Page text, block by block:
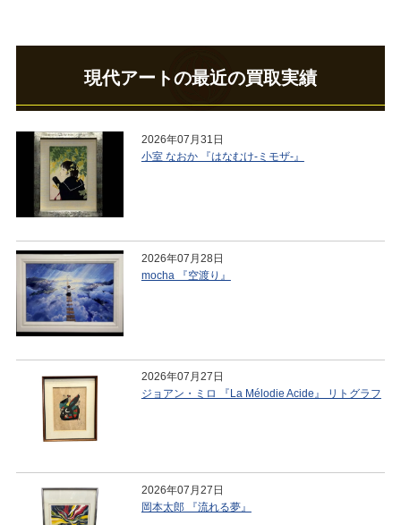
現代アートの最近の買取実績
2026年07月31日
小室 なおか 『はなむけ-ミモザ-』
2026年07月28日
mocha 『空渡り』
2026年07月27日
ジョアン・ミロ 『La Mélodie Acide』 リトグラフ
2026年07月27日
岡本太郎 『流れる夢』